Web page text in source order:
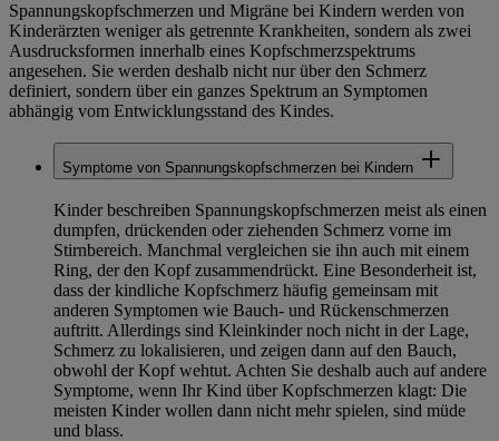
Spannungskopfschmerzen und Migräne bei Kindern werden von
Kinderärzten weniger als getrennte Krankheiten, sondern als zwei
Ausdrucksformen innerhalb eines Kopfschmerzspektrums
angesehen. Sie werden deshalb nicht nur über den Schmerz
definiert, sondern über ein ganzes Spektrum an Symptomen
abhängig vom Entwicklungsstand des Kindes.
Symptome von Spannungskopfschmerzen bei Kindern
Kinder beschreiben Spannungskopfschmerzen meist als einen
dumpfen, drückenden oder ziehenden Schmerz vorne im
Stirnbereich. Manchmal vergleichen sie ihn auch mit einem
Ring, der den Kopf zusammendrückt. Eine Besonderheit ist,
dass der kindliche Kopfschmerz häufig gemeinsam mit
anderen Symptomen wie Bauch- und Rückenschmerzen
auftritt. Allerdings sind Kleinkinder noch nicht in der Lage,
Schmerz zu lokalisieren, und zeigen dann auf den Bauch,
obwohl der Kopf wehtut. Achten Sie deshalb auch auf andere
Symptome, wenn Ihr Kind über Kopfschmerzen klagt: Die
meisten Kinder wollen dann nicht mehr spielen, sind müde
und blass.